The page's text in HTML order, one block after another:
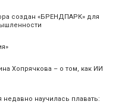
создан «БРЕНДПАРК» для
Хопрячкова – о том, как ИИ
научилась плавать: